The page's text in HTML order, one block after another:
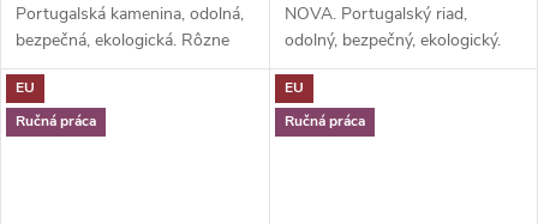
Portugalská kamenina, odolná,
bezpečná, ekologická. Rôzne
tvary, farby, vzory. Ideálne na
kávu, espresso, cappuccino,
lungo, čaj, kakao a iné.
NOVA. Portugalský riad,
odolný, bezpečný, ekologický.
Na servírovanie jedál, nápojov,
dezertov.
EU
Ručná práca
EU
Ručná práca